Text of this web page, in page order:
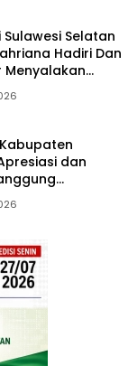
Sulawesi Selatan
Hadiri Dan
Menyalakan
Malam
2026
dan
Publik